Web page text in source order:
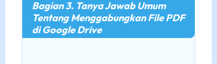
Bagian 3. Tanya Jawab Umum
Tentang Menggabungkan File PDF
di Google Drive